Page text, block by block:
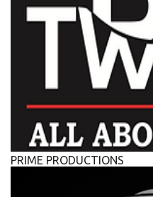
PRIME PRODUCTIONS